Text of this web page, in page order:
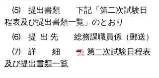
⑸ 提出書類 下記「第二次試験日
程表及び提出書類一覧」のとおり
⑹ 提 出 先 総務課職員係（郵送）
⑺ 詳 細
第二次試験日程表
及び提出書類一覧